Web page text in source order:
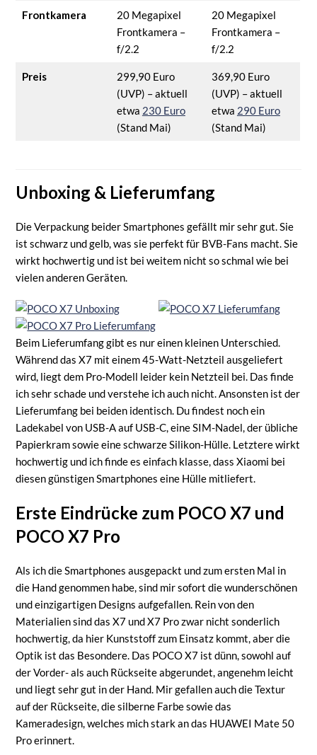
Frontkamera
20 Megapixel
Frontkamera –
f/2.2
20 Megapixel
Frontkamera –
f/2.2
Preis
299,90 Euro
(UVP) – aktuell
etwa 230 Euro
(Stand Mai)
369,90 Euro
(UVP) – aktuell
etwa 290 Euro
(Stand Mai)
Unboxing & Lieferumfang
Die Verpackung beider Smartphones gefällt mir sehr gut. Sie
ist schwarz und gelb, was sie perfekt für BVB-Fans macht. Sie
wirkt hochwertig und ist bei weitem nicht so schmal wie bei
vielen anderen Geräten.
Beim Lieferumfang gibt es nur einen kleinen Unterschied.
Während das X7 mit einem 45-Watt-Netzteil ausgeliefert
wird, liegt dem Pro-Modell leider kein Netzteil bei. Das finde
ich sehr schade und verstehe ich auch nicht. Ansonsten ist der
Lieferumfang bei beiden identisch. Du findest noch ein
Ladekabel von USB-A auf USB-C, eine SIM-Nadel, der übliche
Papierkram sowie eine schwarze Silikon-Hülle. Letztere wirkt
hochwertig und ich finde es einfach klasse, dass Xiaomi bei
diesen günstigen Smartphones eine Hülle mitliefert.
Erste Eindrücke zum POCO X7 und
POCO X7 Pro
Als ich die Smartphones ausgepackt und zum ersten Mal in
die Hand genommen habe, sind mir sofort die wunderschönen
und einzigartigen Designs aufgefallen. Rein von den
Materialien sind das X7 und X7 Pro zwar nicht sonderlich
hochwertig, da hier Kunststoff zum Einsatz kommt, aber die
Optik ist das Besondere. Das POCO X7 ist dünn, sowohl auf
der Vorder- als auch Rückseite abgerundet, angenehm leicht
und liegt sehr gut in der Hand. Mir gefallen auch die Textur
auf der Rückseite, die silberne Farbe sowie das
Kameradesign, welches mich stark an das HUAWEI Mate 50
Pro erinnert.